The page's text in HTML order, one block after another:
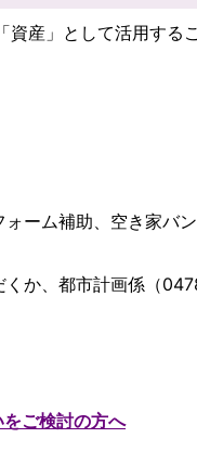
産」として活用するこ
ーム補助、空き家バ
くか、都市計画係（
ご検討の方へ